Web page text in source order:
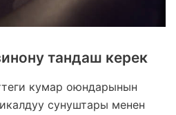
тандаш керек
кумар оюндарынын
сунуштары менен